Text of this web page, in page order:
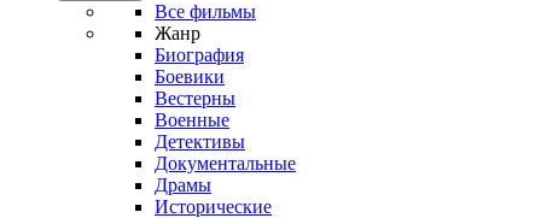
Все фильмы
Жанр
Биография
Боевики
Вестерны
Военные
Детективы
Документальные
Драмы
Исторические